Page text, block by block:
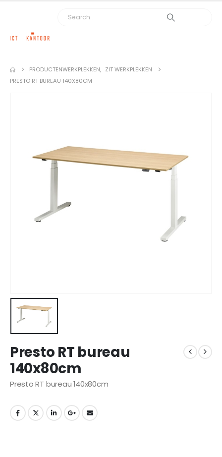
PRODUCTENWERKPLEKKEN, ZIT WERKPLEKKEN
PRESTO RT BUREAU 140X80CM
Presto RT bureau
140x80cm
Presto RT bureau 140x80cm